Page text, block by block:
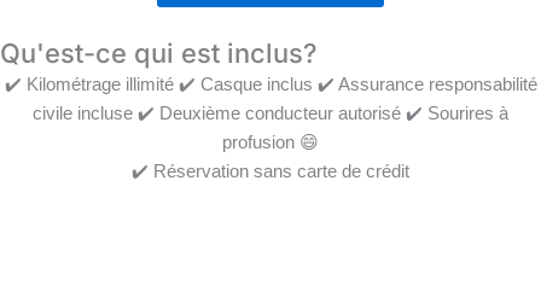
Qu'est-ce qui est inclus?
✔️ Kilométrage illimité ✔️ Casque inclus ✔️ Assurance responsabilité
civile incluse ✔️ Deuxième conducteur autorisé ✔️ Sourires à
profusion 😄
✔️ Réservation sans carte de crédit